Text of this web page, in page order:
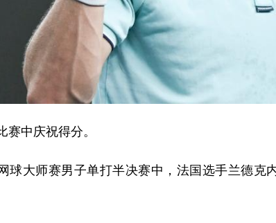
中庆祝得分。
大师赛男子单打半决赛中，法国选手兰德克